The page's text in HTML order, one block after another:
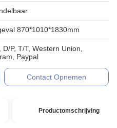
870*1010*1830mm
D/P, T/T, Western Union,
Paypal
Contact Opnemen
Productomschrijving